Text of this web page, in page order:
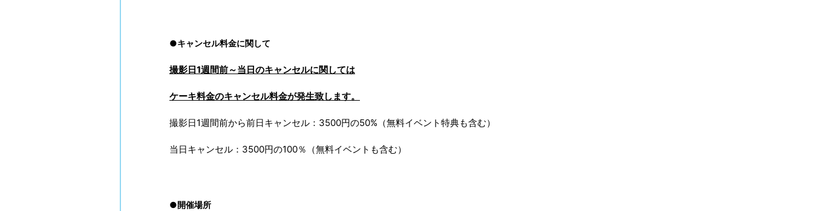
●キャンセル料金に関して
撮影日1週間前～当日のキャンセルに関しては
ケーキ料金のキャンセル料金が発生致します。
撮影日1週間前から前日キャンセル：3500円の50%（無料イベント特典も含む）
当日キャンセル：3500円の100％（無料イベントも含む）
●開催場所